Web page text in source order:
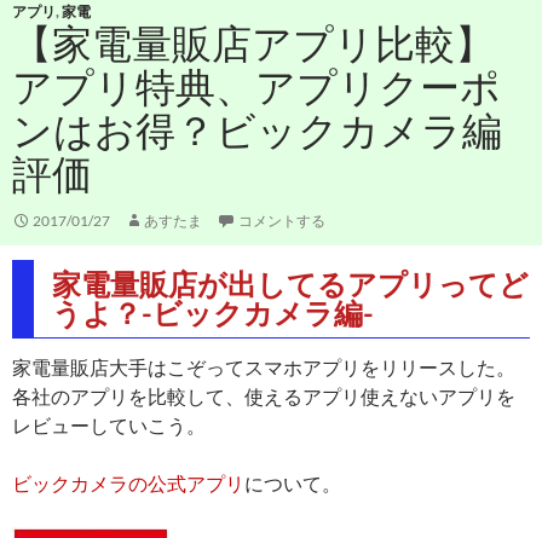
アプリ,家電
【家電量販店アプリ比較】
アプリ特典、アプリクーポ
ンはお得？ビックカメラ編
評価
2017/01/27 あすたま コメントする
家電量販店が出してるアプリってど
うよ？-ビックカメラ編-
家電量販店大手はこぞってスマホアプリをリリースした。
各社のアプリを比較して、使えるアプリ使えないアプリを
レビューしていこう。
ビックカメラの公式アプリ について。